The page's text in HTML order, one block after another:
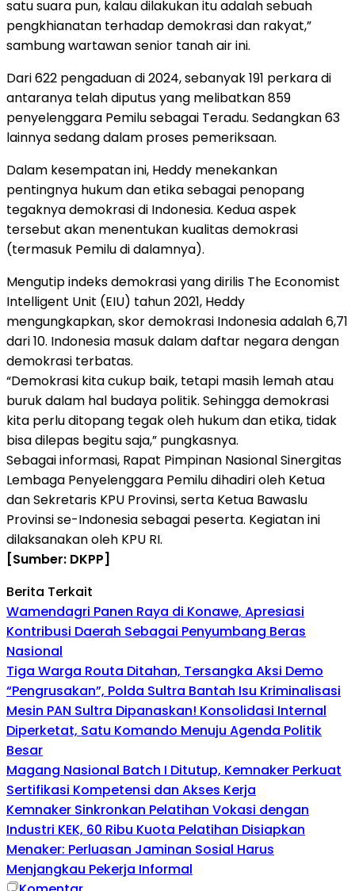
satu suara pun, kalau dilakukan itu adalah sebuah
pengkhianatan terhadap demokrasi dan rakyat,”
sambung wartawan senior tanah air ini.
Dari 622 pengaduan di 2024, sebanyak 191 perkara di
antaranya telah diputus yang melibatkan 859
penyelenggara Pemilu sebagai Teradu. Sedangkan 63
lainnya sedang dalam proses pemeriksaan.
Dalam kesempatan ini, Heddy menekankan
pentingnya hukum dan etika sebagai penopang
tegaknya demokrasi di Indonesia. Kedua aspek
tersebut akan menentukan kualitas demokrasi
(termasuk Pemilu di dalamnya).
Mengutip indeks demokrasi yang dirilis The Economist
Intelligent Unit (EIU) tahun 2021, Heddy
mengungkapkan, skor demokrasi Indonesia adalah 6,71
dari 10. Indonesia masuk dalam daftar negara dengan
demokrasi terbatas.
“Demokrasi kita cukup baik, tetapi masih lemah atau
buruk dalam hal budaya politik. Sehingga demokrasi
kita perlu ditopang tegak oleh hukum dan etika, tidak
bisa dilepas begitu saja,” pungkasnya.
Sebagai informasi, Rapat Pimpinan Nasional Sinergitas
Lembaga Penyelenggara Pemilu dihadiri oleh Ketua
dan Sekretaris KPU Provinsi, serta Ketua Bawaslu
Provinsi se-Indonesia sebagai peserta. Kegiatan ini
dilaksanakan oleh KPU RI.
[Sumber: DKPP]
Berita Terkait
Wamendagri Panen Raya di Konawe, Apresiasi
Kontribusi Daerah Sebagai Penyumbang Beras
Nasional
Tiga Warga Routa Ditahan, Tersangka Aksi Demo
“Pengrusakan”, Polda Sultra Bantah Isu Kriminalisasi
Mesin PAN Sultra Dipanaskan! Konsolidasi Internal
Diperketat, Satu Komando Menuju Agenda Politik
Besar
Magang Nasional Batch I Ditutup, Kemnaker Perkuat
Sertifikasi Kompetensi dan Akses Kerja
Kemnaker Sinkronkan Pelatihan Vokasi dengan
Industri KEK, 60 Ribu Kuota Pelatihan Disiapkan
Menaker: Perluasan Jaminan Sosial Harus
Menjangkau Pekerja Informal